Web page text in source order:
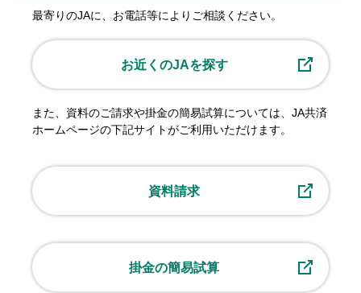
最寄りのJAに、お電話等によりご相談ください。
お近くのJAを探す
また、資料のご請求や掛金の簡易試算については、JA共済
ホームページの下記サイトがご利用いただけます。
資料請求
掛金の簡易試算